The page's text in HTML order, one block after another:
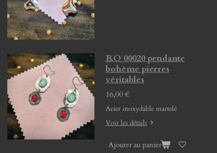
B.O 00020 pendante
bohème pierres
véritables
16,00 €
Acier inoxydable martelé
Voir les détails
Ajouter au panier